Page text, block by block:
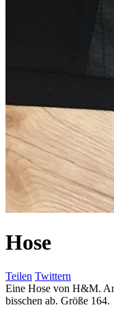
Hose
Teilen Twittern
Eine Hose von H&M.
bisschen ab. Größe 164.